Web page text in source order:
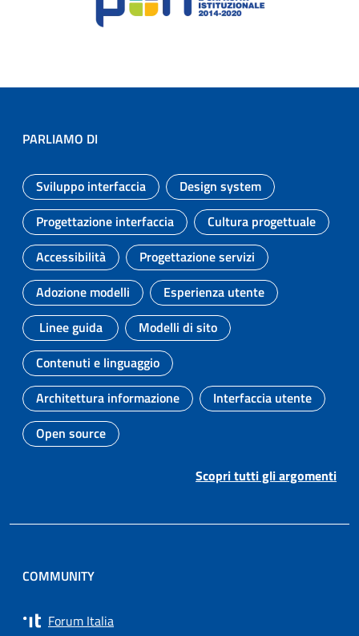
PARLIAMO DI
Argomento:
Sviluppo interfaccia
Argomento:
Design system
Argomento:
Progettazione interfaccia
Argomento:
Cultura progettuale
Argomento:
Accessibilità
Argomento:
Progettazione servizi
Argomento:
Adozione modelli
Argomento:
Esperienza utente
Argomento:
Linee guida
Argomento:
Modelli di sito
Argomento:
Contenuti e linguaggio
Argomento:
Architettura informazione
Argomento:
Interfaccia utente
Argomento:
Open source
Scopri tutti gli argomenti
COMMUNITY
Forum Italia